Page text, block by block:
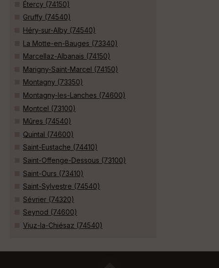
Étercy (74150)
Gruffy (74540)
Héry-sur-Alby (74540)
La Motte-en-Bauges (73340)
Marcellaz-Albanais (74150)
Marigny-Saint-Marcel (74150)
Montagny (73350)
Montagny-les-Lanches (74600)
Montcel (73100)
Mûres (74540)
Quintal (74600)
Saint-Eustache (74410)
Saint-Offenge-Dessous (73100)
Saint-Ours (73410)
Saint-Sylvestre (74540)
Sévrier (74320)
Seynod (74600)
Viuz-la-Chiésaz (74540)